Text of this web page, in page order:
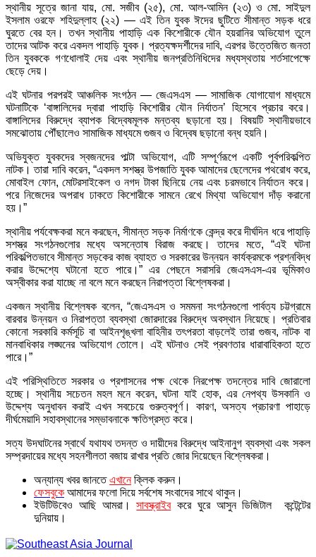
স্থানীয় সূত্রে জানা যায়, মো. সজীব (২৫), মো. আল-আমিন (২৩) ও মো. সাইদুল
ইসলাম ওরফে শহিদুল্লাহ (২২) — এই তিন যুবক ঈদের ছুটিতে সীমান্ত সড়ক ধরে
ঘুরতে বের হন। তখন স্থানীয় পাহাড়ি এক কিশোরীকে যৌন হয়রানির অভিযোগ তুলে
তাদের আটক করে একদল পাহাড়ি যুবক। প্রত্যক্ষদর্শীদের দাবি, এরপর উত্তেজিত জনতা
তিন যুবককে গণধোলাই দেয় এবং স্থানীয় জনপ্রতিনিধিদের মধ্যস্থতায় শর্তসাপেক্ষে
ছেড়ে দেয়।
এই ঘটনার পরপরই আঞ্চলিক সংগঠন — জেএসএস — সামাজিক যোগাযোগ মাধ্যমে
ঘটনাটিকে ‘বাঙ্গালিদের দ্বারা পাহাড়ি কিশোরীর যৌন নির্যাতন’ হিসেবে প্রচার করে।
বাঙ্গালিদের বিরুদ্ধে ব্যাপক বিদ্বেষমূলক মন্তব্য ছড়ানো হয়। বিষয়টি স্থানীয়ভাবে
সমঝোতায় পৌঁছালেও সামাজিক মাধ্যমে গুজব ও বিদ্বেষ ছড়ানো বন্ধ হয়নি।
অভিযুক্ত যুবকদের স্বজনদের পাল্টা অভিযোগ, এটি সম্পূর্ণরূপে একটি পূর্বপরিকল্পিত
নাটক। তারা দাবি করেন, “একদল সশস্ত্র উপজাতি যুবক আমাদের ছেলেদের পথরোধ করে,
মোবাইল ফোন, মোটরসাইকেল ও নগদ টাকা ছিনিয়ে নেয় এবং চরমভাবে নির্যাতন করে।
পরে নিজেদের অপরাধ ঢাকতে কিশোরীকে সামনে রেখে মিথ্যা অভিযোগ দাঁড় করানো
হয়।”
স্থানীয় পর্যবেক্ষকরা মনে করছেন, সীমান্ত সড়ক নির্মাণকে কেন্দ্র করে দীর্ঘদিন ধরে পাহাড়ি
সশস্ত্র সংগঠনগুলোর মধ্যে অসন্তোষ বিরাজ করছে। তাদের মতে, “এই ঘটনা
পরিকল্পিতভাবে সীমান্ত সড়কের কাজ ব্যাহত ও সরকারের উন্নয়ন কার্যক্রমকে প্রশ্নবিদ্ধ
করার উদ্দেশ্যে ঘটানো হতে পারে।” এর পেছনে সরাসরি জেএসএস-এর ভূমিকাও
অস্বীকার করা যাচ্ছে না বলে মনে করছেন নিরাপত্তা বিশ্লেষকরা।
একজন স্থানীয় বিশ্লেষক বলেন, “জেএসএস ও সমমনা সংগঠনগুলো পার্বত্য চট্টগ্রামে
বারবার উন্নয়ন ও নিরাপত্তা ব্যবস্থা জোরদারের বিরুদ্ধে অবস্থান নিয়েছে। প্রতিবার
কোনো সরকারি কর্মসূচি বা আইনশৃঙ্খলা বাহিনীর তৎপরতা বাড়লেই তারা গুজব, নাটক বা
মানবাধিকার লঙ্ঘনের অভিযোগ তোলে। এই ঘটনাও সেই প্রবণতার ধারাবাহিকতা হতে
পারে।”
এই পরিস্থিতিতে সরকার ও প্রশাসনের পক্ষ থেকে নিরপেক্ষ তদন্তের দাবি জোরালো
হচ্ছে। স্থানীয় সচেতন মহল মনে করেন, ঘটনা যাই হোক, এর নেপথ্য উসকানি ও
উদ্দেশ্য অনুধাবন করাই এখন সবচেয়ে গুরুত্বপূর্ণ। কারণ, অসত্য প্রচারণা পাহাড়ে
দীর্ঘমেয়াদি সহাবস্থানের সম্ভাবনাকে ক্ষতিগ্রস্ত করে।
সত্য উদঘাটনের স্বার্থে যথাযথ তদন্ত ও দায়ীদের বিরুদ্ধে আইনানুগ ব্যবস্থা এবং সকল
সম্প্রদায়ের মধ্যে সহনশীলতা বজায় রাখার প্রতি জোর দিয়েছেন বিশ্লেষকরা।
অন্যান্য খবর জানতে এখানে ক্লিক করুন।
ফেসবুকে আমাদের ফলো দিয়ে সর্বশেষ সংবাদের সাথে থাকুন।
ইউটিউবেও আছি আমরা।
সাবস্ক্রাইব করে ঘুরে আসুন ডিজিটাল কন্টেন্টের
দুনিয়ায়।